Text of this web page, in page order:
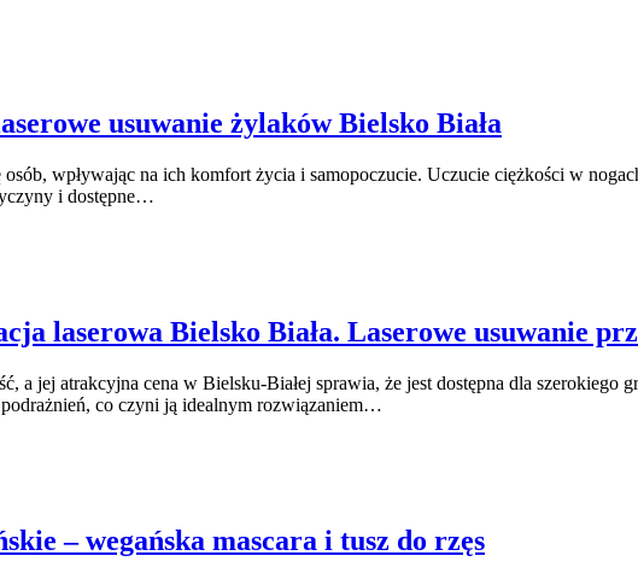
usuwanie żylaków Bielsko Biała
wpływając na ich komfort życia i samopoczucie. Uczucie ciężkości w
i dostępne…
laserowa Bielsko Biała. Laserowe usuwanie
a jej atrakcyjna cena w Bielsku-Białej sprawia, że jest dostępna dla szerokiego
co czyni ją idealnym rozwiązaniem…
– wegańska mascara i tusz do rzęs